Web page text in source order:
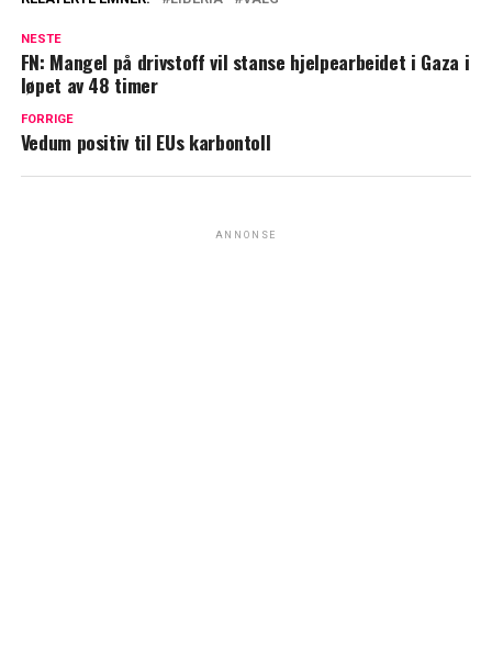
NESTE
FN: Mangel på drivstoff vil stanse hjelpearbeidet i Gaza i
løpet av 48 timer
FORRIGE
Vedum positiv til EUs karbontoll
ANNONSE